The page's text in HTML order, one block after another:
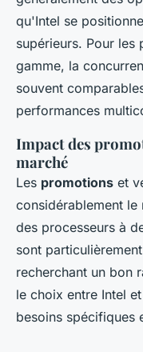
qu'Intel se
supérieurs. Pour les
gamme, la
souvent
performances
Impact des
marché
Les promotions et
considérablement
des processeurs à
sont
recherchant un bon
le choix entre Intel
besoins spécifiques